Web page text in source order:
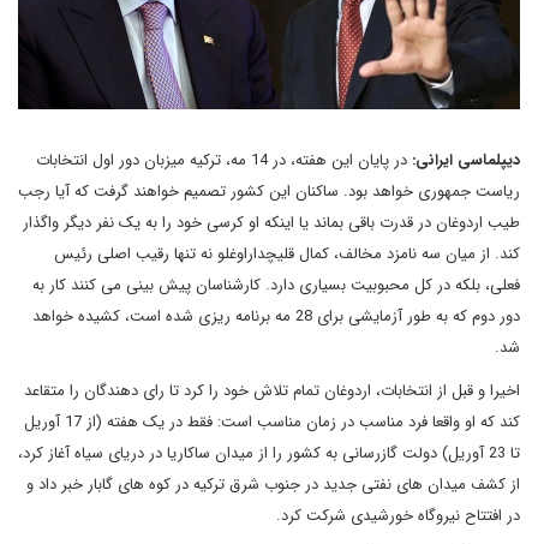
دیپلماسی ایرانی:
در پایان این هفته، در 14 مه، ترکیه میزبان دور اول انتخابات
ریاست جمهوری خواهد بود. ساکنان این کشور تصمیم خواهند گرفت که آیا رجب
طیب اردوغان در قدرت باقی بماند یا اینکه او کرسی خود را به یک نفر دیگر واگذار
کند. از میان سه نامزد مخالف، کمال قلیچداراوغلو نه تنها رقیب اصلی رئیس
فعلی، بلکه در کل محبوبیت بسیاری دارد. کارشناسان پیش بینی می کنند کار به
دور دوم که به طور آزمایشی برای 28 مه برنامه ریزی شده است، کشیده خواهد
شد.
اخیرا و قبل از انتخابات، اردوغان تمام تلاش خود را کرد تا رای دهندگان را متقاعد
کند که او واقعا فرد مناسب در زمان مناسب است: فقط در یک هفته (از 17 آوریل
تا 23 آوریل) دولت گازرسانی به کشور را از میدان ساکاریا در دریای سیاه آغاز کرد،
از کشف میدان های نفتی جدید در جنوب شرق ترکیه در کوه های گابار خبر داد و
در افتتاح نیروگاه خورشیدی شرکت کرد.